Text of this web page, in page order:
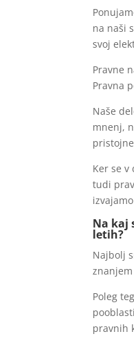
na naši
svoj
Pravne
Pravna
Naše
mnenj,
Ker se
tudi
Na kaj
letih?
Najbolj
Poleg
pravnih